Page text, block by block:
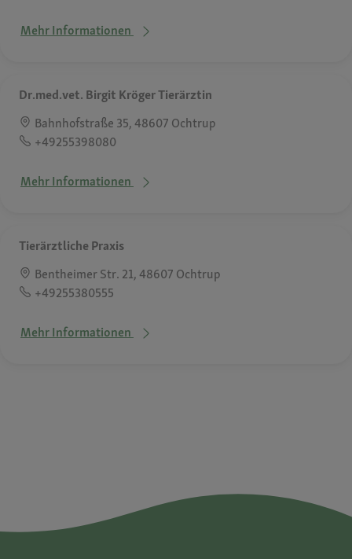
Mehr Informationen
Dr.med.vet. Birgit Kröger Tierärztin
Bahnhofstraße 35, 48607 Ochtrup
+49255398080
Mehr Informationen
Tierärztliche Praxis
Bentheimer Str. 21, 48607 Ochtrup
+49255380555
Mehr Informationen